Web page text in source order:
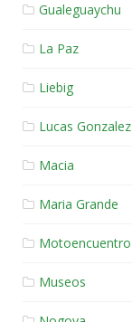
Gualeguaychu
La Paz
Liebig
Lucas Gonzalez
Macia
Maria Grande
Motoencuentro
Museos